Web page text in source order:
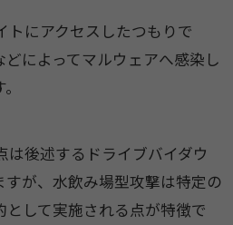
にアクセスしたつもりで
によってマルウェアへ感染し
後述するドライブバイダウ
が、水飲み場型攻撃は特定の
して実施される点が特徴で